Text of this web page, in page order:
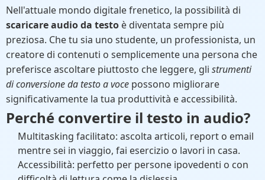
Nell'attuale mondo digitale frenetico, la possibilità di
scaricare audio da testo è diventata sempre più
preziosa. Che tu sia uno studente, un professionista, un
creatore di contenuti o semplicemente una persona che
preferisce ascoltare piuttosto che leggere, gli strumenti
di conversione da testo a voce possono migliorare
significativamente la tua produttività e accessibilità.
Perché convertire il testo in audio?
Multitasking facilitato: ascolta articoli, report o email
mentre sei in viaggio, fai esercizio o lavori in casa.
Accessibilità: perfetto per persone ipovedenti o con